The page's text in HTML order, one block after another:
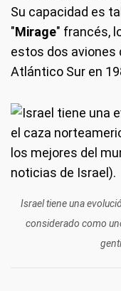
Su capacidad es
"Mirage" francés,
estos dos aviones
Atlántico Sur en
Israel tiene una
considerado como